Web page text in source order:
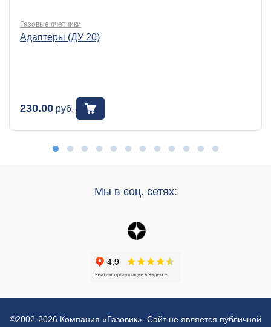
Газовые счетчики
Адаптеры (ДУ 20)
230.00 руб.
Мы в соц. сетях:
©2002-2026 Компания «Газовик». Сайт не является публичной